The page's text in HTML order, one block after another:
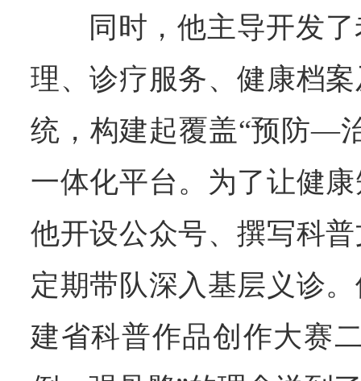
同时，他主导开发
理、诊疗服务、健康档
统，构建起覆盖“预防—
一体化平台。为了让健
他开设公众号、撰写科
定期带队深入基层义诊
建省科普作品创作大赛